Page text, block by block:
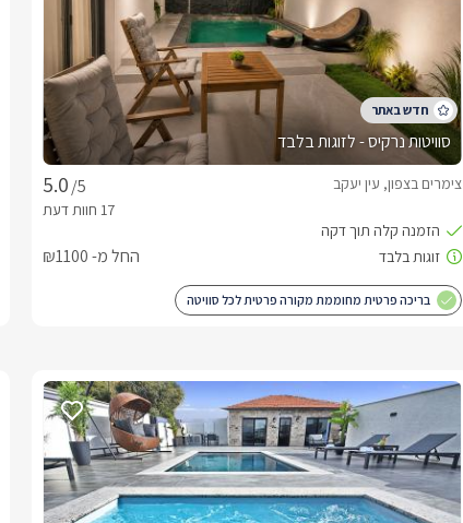
סוויטות נרקיס - לזוגות בלבד
/5
צימרים בצפון, עין יעקב
החל מ- ₪1100
בריכה פרטית מחוממת מקורה פרטית לכל סוויטה